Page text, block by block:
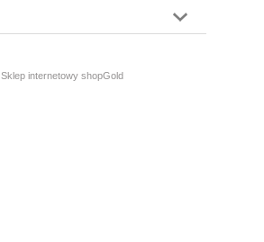
Sklep internetowy shopGold